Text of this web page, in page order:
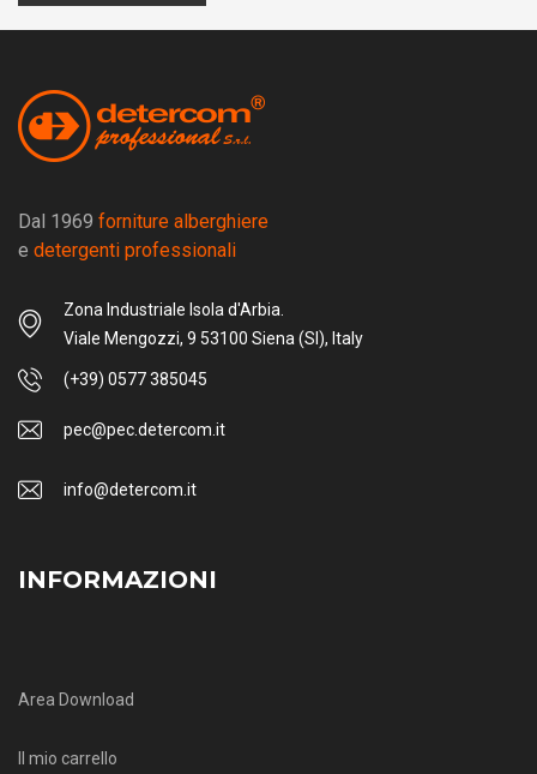
Dal 1969 forniture alberghiere
e detergenti professionali
Zona Industriale Isola d'Arbia.
Viale Mengozzi, 9 53100 Siena (SI), Italy
(+39) 0577 385045
pec@pec.detercom.it
info@detercom.it
INFORMAZIONI
Area Download
Il mio carrello